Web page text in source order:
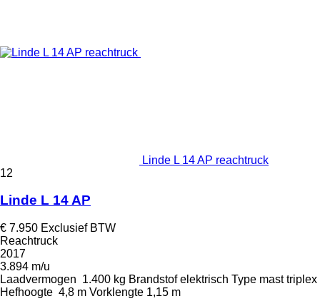
Linde L 14 AP reachtruck
12
Linde L 14 AP
€ 7.950 Exclusief BTW
Reachtruck
2017
3.894 m/u
Laadvermogen 1.400 kg Brandstof elektrisch Type mast triplex
Hefhoogte 4,8 m Vorklengte 1,15 m